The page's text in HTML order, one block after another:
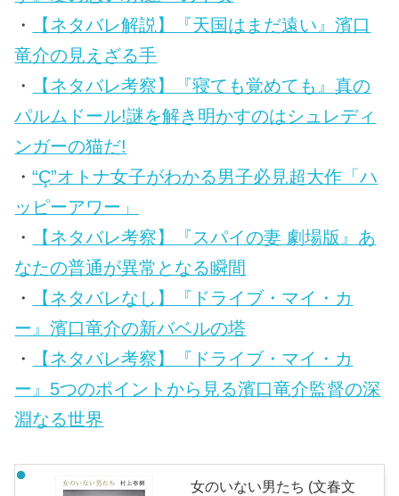
・
【ネタバレ解説】『天国はまだ遠い』濱口
竜介の見えざる手
・
【ネタバレ考察】『寝ても覚めても』真の
パルムドール!謎を解き明かすのはシュレディ
ンガーの猫だ!
・“Ç”オトナ女子がわかる男子必見超大作「ハ
ッピーアワー」
・
【ネタバレ考察】『スパイの妻 劇場版』あ
なたの普通が異常となる瞬間
・
【ネタバレなし】『ドライブ・マイ・カ
ー』濱口竜介の新バベルの塔
・
【ネタバレ考察】『ドライブ・マイ・カ
ー』5つのポイントから見る濱口竜介監督の深
淵なる世界
女のいない男たち (文春文